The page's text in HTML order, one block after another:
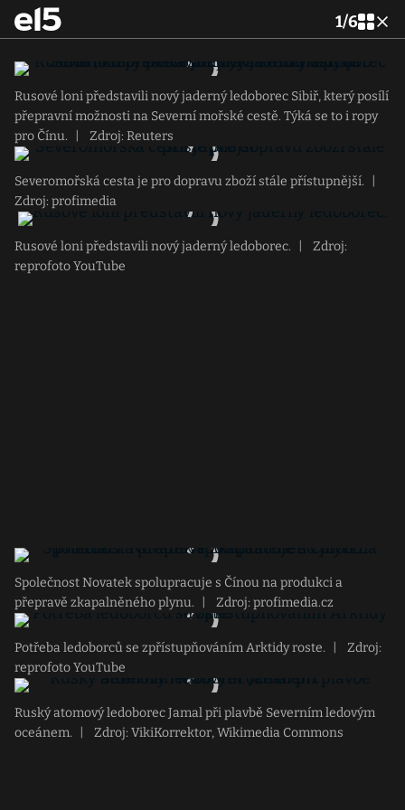
1/6
Rusové loni představili nový jaderný ledoborec Sibiř, který posílí
přepravní možnosti na Severní mořské cestě. Týká se to i ropy
pro Čínu.
Zdroj: Reuters
Severomořská cesta je pro dopravu zboží stále přístupnější.
Zdroj: profimedia
Rusové loni představili nový jaderný ledoborec.
Zdroj:
reprofoto YouTube
Společnost Novatek spolupracuje s Čínou na produkci a
přepravě zkapalněného plynu.
Zdroj: profimedia.cz
Potřeba ledoborců se zpřístupňováním Arktidy roste.
Zdroj:
reprofoto YouTube
Ruský atomový ledoborec Jamal při plavbě Severním ledovým
oceánem.
Zdroj: VikiKorrektor, Wikimedia Commons